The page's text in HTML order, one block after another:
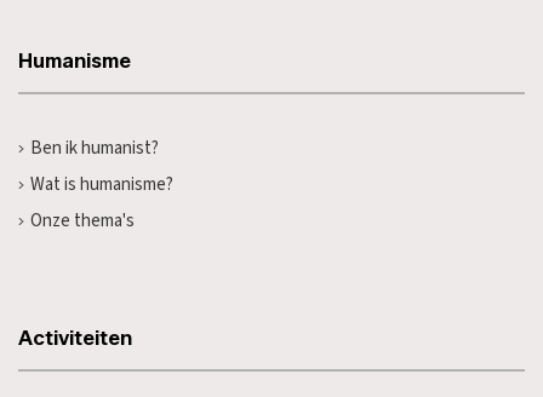
Humanisme
Ben ik humanist?
Wat is humanisme?
Onze thema's
Activiteiten